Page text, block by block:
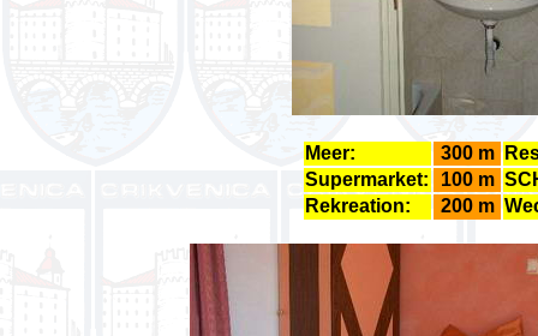
Meer: 300 m
Supermarket:
100 m
Rekreation:
200 m